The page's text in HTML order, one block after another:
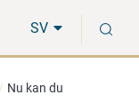
SV
Nu kan du